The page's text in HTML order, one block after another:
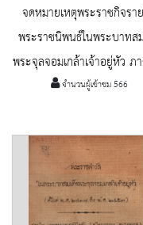
จดหมายเหตุพระราชกิจรา
พระราชนิพนธ์ในพระบาทส
พระจุลจอมเกล้าเจ้าอยู่หัว ภ
จำนวนผู้เข้าชม 566